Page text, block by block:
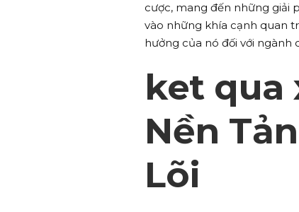
cược, mang đến những giải
vào những khía cạnh quan
hưởng của nó đối với
ket qua
Nền
Lõi